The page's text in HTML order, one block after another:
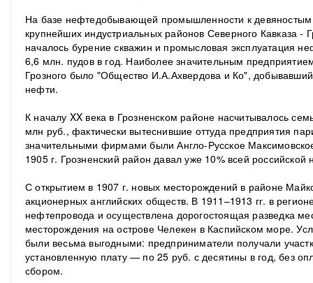
На базе нефтедобывающей промышленности к девяностым
крупнейших индустриальных районов Северного Кавказа -
началось бурение скважин и промысловая эксплуатация
6,6 млн. пудов в год. Наиболее значительным
Грозного было "Общество И.А.Ахвердова и Ко",
нефти.
К началу XX века в Грозненском районе насчитывалось
млн руб., фактически вытеснившие оттуда предприятия
значительными фирмами были Англо-Русское
1905 г. Грозненский район давал уже 10% всей российской
С открытием в 1907 г. новых месторождений в районе
акционерных английских обществ. В 1911–1913 гг. в
нефтепровода и осуществлена дорогостоящая разведка
месторождения на острове Челекен в Каспийском море.
были весьма выгодными: предприниматели получали
установленную плату — по 25 руб. с десятины в год, без
сбором.